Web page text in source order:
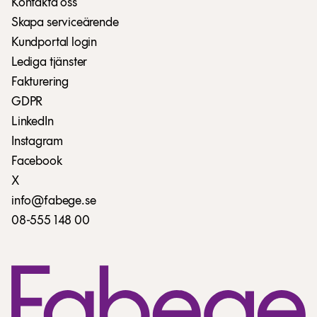
Kontakta oss
Skapa serviceärende
Kundportal login
Lediga tjänster
Fakturering
GDPR
LinkedIn
Instagram
Facebook
X
info@fabege.se
08-555 148 00